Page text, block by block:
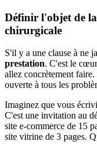
Définir l'objet de
chirurgicale
S'il y a une clause à ne
prestation. C'est le
allez concrètement
ouverte à tous les
Imaginez que vous
C'est une invitation au
site e-commerce de 15
site vitrine de 3 pages.